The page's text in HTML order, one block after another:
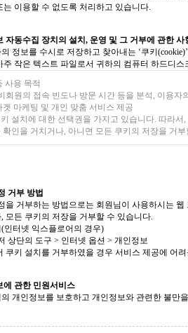
는 이용할 수 없도록 처리하고 있습니다.
자동수집 장치의 설치, 운영 및 그 거부에 관한 사
정보를 수시로 저장하고 찾아내는 ‘쿠키
주 작은 텍스트 파일로서 귀하의 컴퓨터 하드디
사용 목적
회원의 접속 빈도나 방문 시간 등을 분석, 이용
겟 마케팅 및 개인 맞춤 서비스 제공
설치에 대한 선택권을 가지고 있습니다. 따라
확인을 거치거나, 아니면 모든 쿠키의 저장을 거
거부 방법
을 거부하는 방법으로는 회원님이 사용하시는
모든 쿠키의 저장을 거부할 수 있습니다.
인터넷 익스플로어의 경우)
상단의 도구 > 인터넷 옵션 > 개인정보
쿠키 설치를 거부하였을 경우 서비스 제공에 어
에 관한 민원서비스
개인정보를 보호하고 개인정보와 관련한 불만